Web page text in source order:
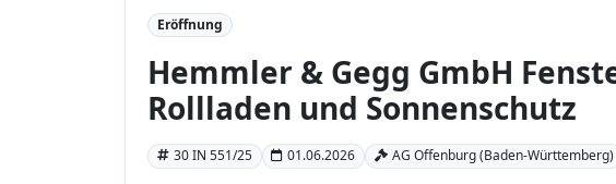
Eröffnung
Hemmler & Gegg GmbH
Rollladen und Sonnenschutz
30 IN 551/25 01.06.2026 AG Offenburg (Baden-Württemberg)